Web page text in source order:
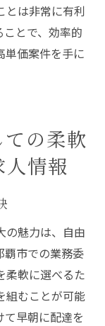
とは非常に有利
とで、効率的
単価案件を手に
の柔軟
人情報
の魅力は、自由
覇市での業務委
柔軟に選べるた
組むことが可能
早朝に配達を